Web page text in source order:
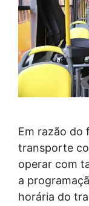
Em razão do
transporte
operar com
a
horária do